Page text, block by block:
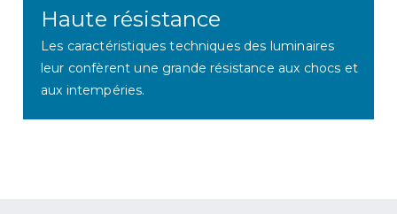
Haute résistance
Les caractéristiques techniques des luminaires
leur confèrent une grande résistance aux chocs et
aux intempéries.